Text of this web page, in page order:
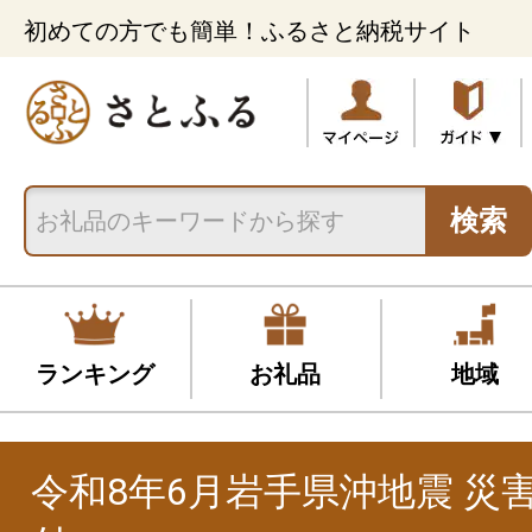
初めての方でも簡単！ふるさと納税サイト
検索
ランキング お礼品 地域
令和8年6月岩手県沖地震 災